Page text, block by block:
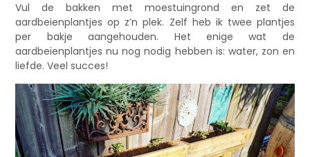
Vul de bakken met moestuingrond en zet de
aardbeienplantjes op z’n plek. Zelf heb ik twee plantjes
per bakje aangehouden. Het enige wat de
aardbeienplantjes nu nog nodig hebben is: water, zon en
liefde. Veel succes!